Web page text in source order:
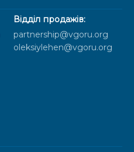
Відділ продажів:
partnership@vgoru.org
oleksiylehen@vgoru.org